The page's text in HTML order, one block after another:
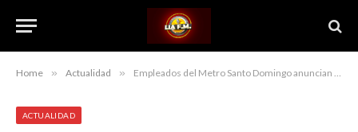
Home » Actualidad » Empleados del Metro Santo Domingo anuncian efectuaran paro parcial en los servicios para el 17 de enero
ACTUALIDAD